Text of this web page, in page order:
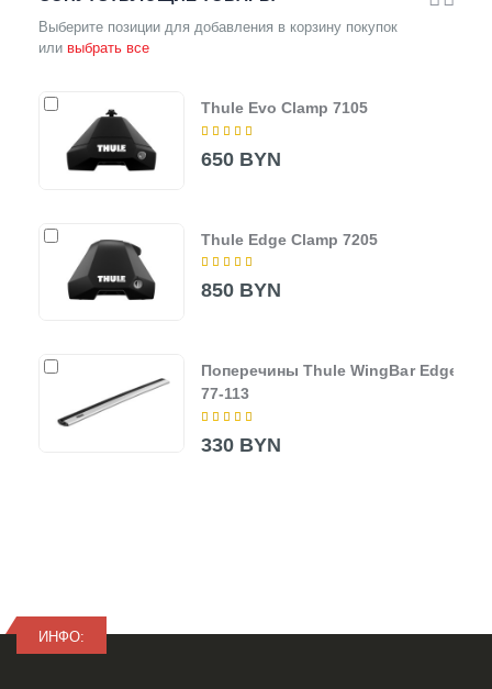
Выберите позиции для добавления в корзину покупок
или выбрать все
Thule Evo Clamp 7105
650 BYN
Thule Edge Clamp 7205
850 BYN
Поперечины Thule WingBar Edge
77-113
330 BYN
ИНФО: